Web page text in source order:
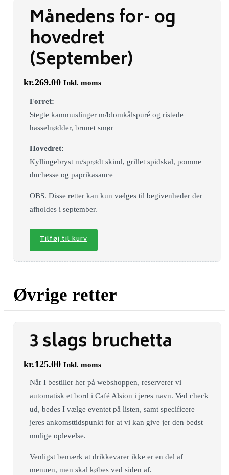
Månedens for- og
hovedret
(September)
kr.269.00 Inkl. moms
Forret:
Stegte kammuslinger m/blomkålspuré og ristede
hasselnødder, brunet smør
Hovedret:
Kyllingebryst m/sprødt skind, grillet spidskål, pomme
duchesse og paprikasauce
OBS. Disse retter kan kun vælges til begivenheder der
afholdes i september.
Tilføj til kurv
Øvrige retter
3 slags bruchetta
kr.125.00 Inkl. moms
Når I bestiller her på webshoppen, reserverer vi
automatisk et bord i Café Alsion i jeres navn. Ved check
ud, bedes I vælge eventet på listen, samt specificere
jeres ankomsttidspunkt for at vi kan give jer den bedst
mulige oplevelse.
Venligst bemærk at drikkevarer ikke er en del af
menuen, men skal købes ved siden af.